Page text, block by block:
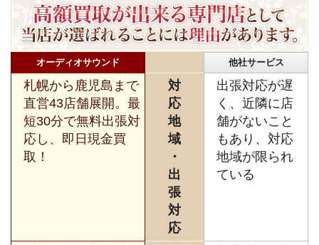
オーディオサウンド 他社サービス
札幌から鹿児島まで
直営43店舗展開。最
短30分で無料出張対
応し、即日現金買
取！
対
応
地
域
・
出
張
対
応
出張対応が遅
く、近隣に店
舗がないこと
もあり、対応
地域が限られ
ている